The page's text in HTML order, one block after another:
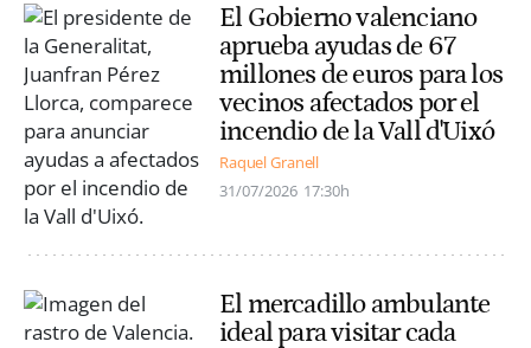
El Gobierno valenciano
aprueba ayudas de 67
millones de euros para los
vecinos afectados por el
incendio de la Vall d'Uixó
Raquel Granell
31/07/2026 17:30h
El mercadillo ambulante
ideal para visitar cada